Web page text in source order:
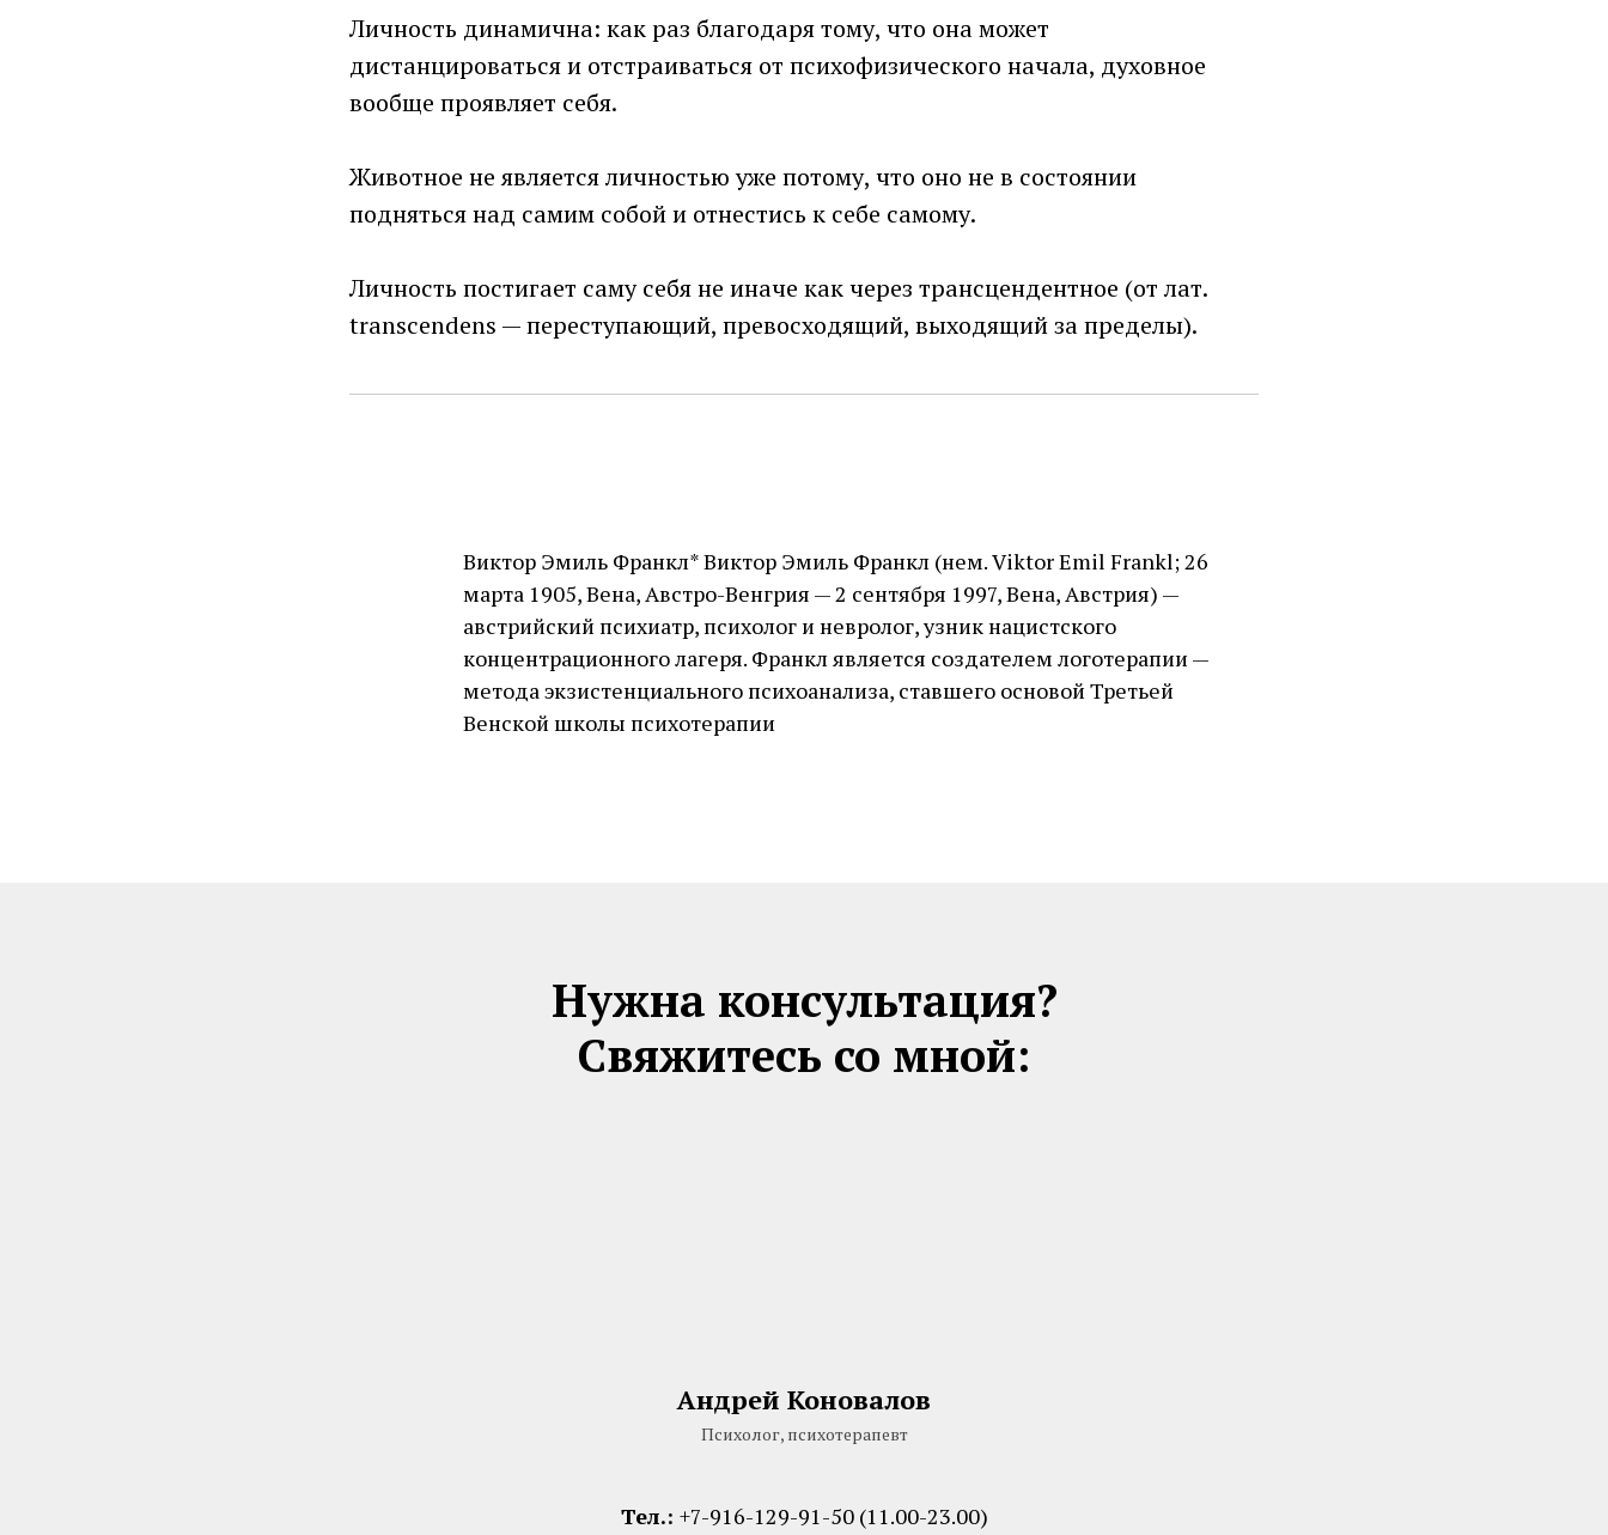
Личность динамична: как раз благодаря тому, что она может
дистанцироваться и отстраиваться от психофизического начала, духовное
вообще проявляет себя.
Животное не является личностью уже потому, что оно не в состоянии
подняться над самим собой и отнестись к себе самому.
Личность постигает саму себя не иначе как через трансцендентное (от лат.
transcendens — переступающий, превосходящий, выходящий за пределы).
Виктор Эмиль Франкл* Виктор Эмиль Франкл (нем. Viktor Emil Frankl; 26
марта 1905, Вена, Австро-Венгрия — 2 сентября 1997, Вена, Австрия) —
австрийский психиатр, психолог и невролог, узник нацистского
концентрационного лагеря. Франкл является создателем логотерапии —
метода экзистенциального психоанализа, ставшего основой Третьей
Венской школы психотерапии
Нужна консультация?
Свяжитесь со мной:
Андрей Коновалов
Психолог, психотерапевт
Тел.: +7-916-129-91-50 (11.00-23.00)